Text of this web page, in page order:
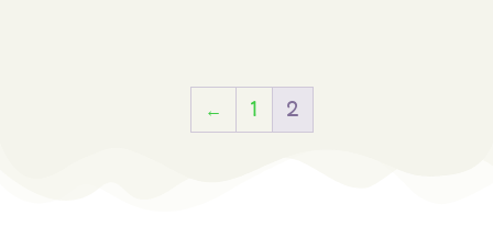
← 1 2